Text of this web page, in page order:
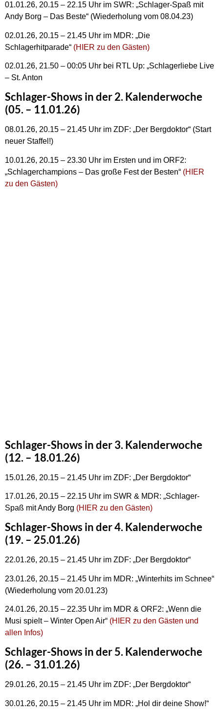
01.01.26, 20.15 – 22.15 Uhr im SWR: „Schlager-Spaß mit
Andy Borg – Das Beste“ (Wiederholung vom 08.04.23)
02.01.26, 20.15 – 21.45 Uhr im MDR: „Die
Schlagerhitparade“ (HIER zu den Gästen)
02.01.26, 21.50 – 00:05 Uhr bei RTL Up: „Schlagerliebe Live
– St. Anton
Schlager-Shows in der 2. Kalenderwoche
(05. – 11.01.26)
08.01.26, 20.15 – 21.45 Uhr im ZDF: „Der Bergdoktor“ (Start
neuer Staffel!)
10.01.26, 20.15 – 23.30 Uhr im Ersten und im ORF2:
„Schlagerchampions – Das große Fest der Besten“ (HIER
zu den Gästen)
Schlager-Shows in der 3. Kalenderwoche
(12. – 18.01.26)
15.01.26, 20.15 – 21.45 Uhr im ZDF: „Der Bergdoktor“
17.01.26, 20.15 – 22.15 Uhr im SWR & MDR: „Schlager-
Spaß mit Andy Borg (HIER zu den Gästen)
Schlager-Shows in der 4. Kalenderwoche
(19. – 25.01.26)
22.01.26, 20.15 – 21.45 Uhr im ZDF: „Der Bergdoktor“
23.01.26, 20.15 – 21.45 Uhr im MDR: „Winterhits im Schnee“
(Wiederholung vom 20.01.23)
24.01.26, 20.15 – 22.35 Uhr im MDR & ORF2: „Wenn die
Musi spielt – Winter Open Air“ (HIER zu den Gästen und
allen Infos)
Schlager-Shows in der 5. Kalenderwoche
(26. – 31.01.26)
29.01.26, 20.15 – 21.45 Uhr im ZDF: „Der Bergdoktor“
30.01.26, 20.15 – 21.45 Uhr im MDR: „Hol dir deine Show!“